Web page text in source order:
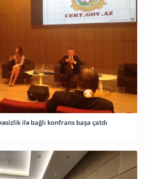
Bugünkü kibertəhlükəsizlik ilə bağlı konfrans başa çatdı